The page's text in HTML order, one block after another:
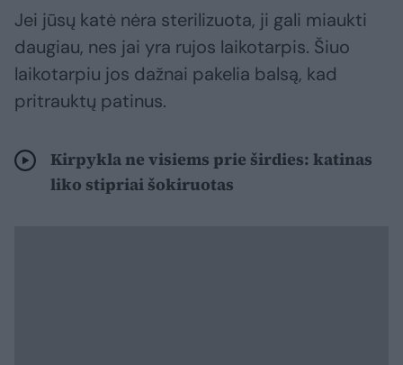
Jei jūsų katė nėra sterilizuota, ji gali miaukti
daugiau, nes jai yra rujos laikotarpis. Šiuo
laikotarpiu jos dažnai pakelia balsą, kad
pritrauktų patinus.
Kirpykla ne visiems prie širdies: katinas
liko stipriai šokiruotas